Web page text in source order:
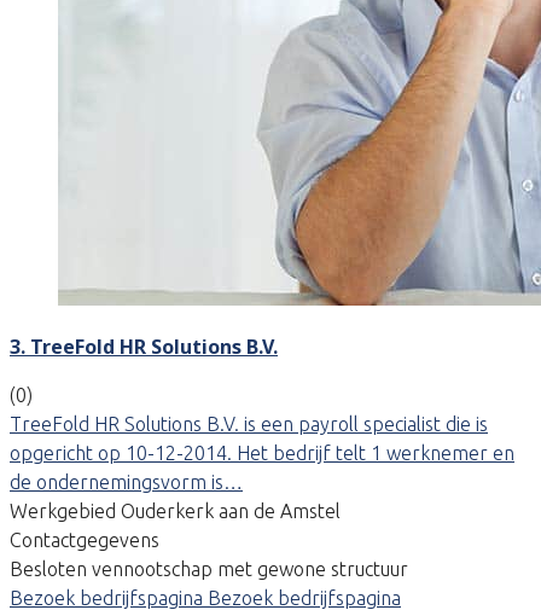
3. TreeFold HR Solutions B.V.
(0)
TreeFold HR Solutions B.V. is een payroll specialist die is
opgericht op 10-12-2014. Het bedrijf telt 1 werknemer en
de ondernemingsvorm is…
Werkgebied Ouderkerk aan de Amstel
Contactgegevens
Besloten vennootschap met gewone structuur
Bezoek bedrijfspagina Bezoek bedrijfspagina